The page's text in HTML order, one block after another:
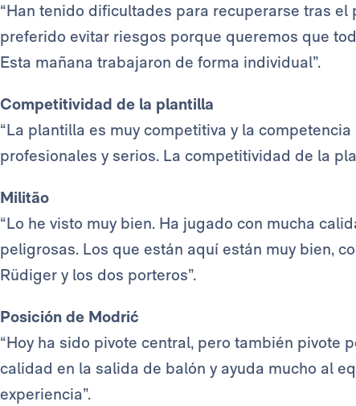
“Han tenido dificultades para recuperarse tras
preferido evitar riesgos porque queremos que
Esta mañana trabajaron de forma individual”.
Competitividad de la plantilla
“La plantilla es muy competitiva y la
profesionales y serios. La competitividad de la
Militão
“Lo he visto muy bien. Ha jugado con mucha
peligrosas. Los que están aquí están muy bien,
Rüdiger y los dos porteros”.
Posición de Modrić
“Hoy ha sido pivote central, pero también pivote
calidad en la salida de balón y ayuda mucho al
experiencia”.